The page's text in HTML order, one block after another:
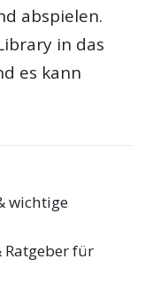
abspielen.
in das
es kann
wichtige
Ratgeber für